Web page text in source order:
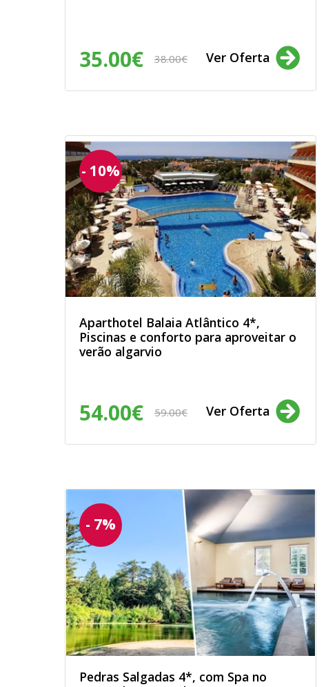
35.00€ 38.00€ Ver Oferta
- 10%
Aparthotel Balaia Atlântico 4*,
Piscinas e conforto para aproveitar o
verão algarvio
54.00€ 59.00€ Ver Oferta
- 7%
Pedras Salgadas 4*, com Spa no